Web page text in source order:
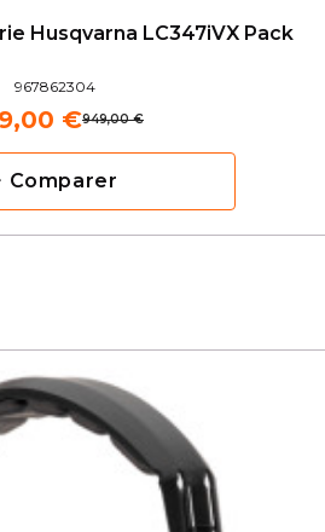
Husqvarna LC347iVX Pack
967862304
949,00 €
€
Comparer